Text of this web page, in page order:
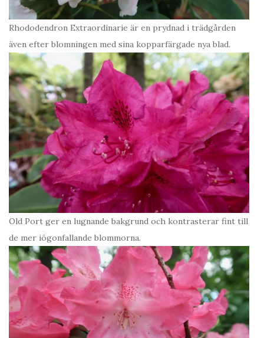
Rhododendron Extraordinarie är en prydnad i trädgården
även efter blomningen med sina kopparfärgade nya blad.
Old Port ger en lugnande bakgrund och kontrasterar fint till
de mer iögonfallande blommorna.